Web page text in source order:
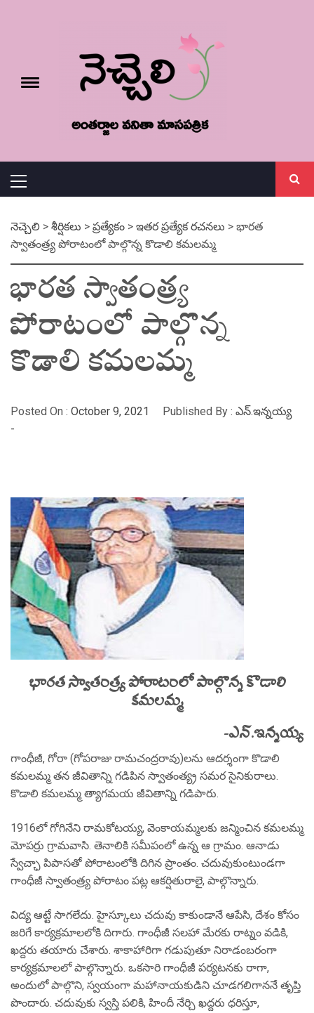
Toggle
Menu
నెచ్చెలి > శీర్షికలు > ప్రత్యేకం > ఇతర ప్రత్యేక రచనలు > భారత
స్వాతంత్ర్య పోరాటంలో పాల్గొన్న కొడాలి కమలమ్మ
భారత స్వాతంత్ర్య
పోరాటంలో పాల్గొన్న
కొడాలి కమలమ్మ
Posted On : October 9, 2021 Published By : ఎన్.ఇన్నయ్య
-
భారత స్వాతంత్ర్య పోరాటంలో పాల్గొన్న కొడాలి
కమలమ్మ
-ఎన్.ఇన్నయ్య
గాంధీజీ, గోరా (గోపరాజు రామచంద్రరావు)లను ఆదర్శంగా కొడాలి
కమలమ్మ తన జీవితాన్ని గడిపిన స్వాతంత్య్ర సమర సైనికురాలు.
కొడాలి కమలమ్మ త్యాగమయ జీవితాన్ని గడిపారు.
1916లో గోగినేని రామకోటయ్య, వెంకాయమ్మలకు జన్మించిన కమలమ్మ
మోపర్రు గ్రామవాసి. తెనాలికి సమీపంలో ఉన్న ఆ గ్రామం. ఆనాడు
స్వేచ్ఛా పిపాసతో పోరాటంలోకి దిగిన ప్రాంతం. చదువుకుంటుండగా
గాంధీజీ స్వాతంత్ర్య పోరాటం పట్ల ఆకర్షితురాలై, పాల్గొన్నారు.
విద్య ఆట్టే సాగలేదు. హైస్కూలు చదువు కాకుండానే ఆపేసి, దేశం కోసం
జరిగే కార్యక్రమాలలోకి దిగారు. గాంధీజీ సలహా మేరకు రాట్నం వడికి,
ఖద్దరు తయారు చేశారు. శాకాహారిగా గడుపుతూ నిరాడంబరంగా
కార్యక్రమాలలో పాల్గొన్నారు. ఒకసారి గాంధీజీ పర్యటనకు రాగా,
అందులో పాల్గొని, స్వయంగా మహానాయకుడిని చూడగలిగాననే తృప్తి
పొందారు. చదువుకు స్వస్తి పలికి, హిందీ నేర్చి ఖద్దరు ధరిస్తూ,